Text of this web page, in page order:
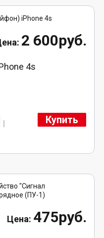
2 600руб.
4s
Купить
475руб.